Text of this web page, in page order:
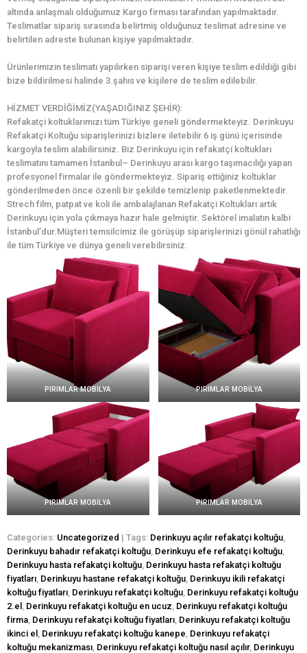
altında anlaşmalı olduğumuz Kargo firması tarafından yapılmaktadır.
Teslimatlar sipariş sırasında belirtmiş olduğunuz teslimat adresine ve
belirtilen adreste bulunan kişiye yapılmaktadır.
Ürünlerimizin teslimatı yapılırken siparişi veren kişiye teslim edildiği gibi
bize bildirilmesi halinde 3.şahıs ve kişilere de teslim edilebilir.
HİZMET VERDİĞİMİZ(YAŞADIĞINIZ ŞEHİR):
Refakatçi koltuklarımızı tüm Türkiye geneli göndermekteyiz. Derinkuyu
Refakatçi Koltuğu siparişlerinizi bizlere iletebilir 6 iş günü içerisinde
kargoyla teslim alabilirsiniz. Biz Derinkuyu için refakatçi koltukları
teslimatını tamamen İstanbul– Derinkuyu arası kargo taşımacılığı yapan
profesyonel firmalar ile göndermekteyiz. Sipariş ettiğiniz koltuklar
gönderilmeden önce özenli bir şekilde temizlenip paketlenmektedir.
Strech film, patpat ve koli ile ambalajlanan Refakatçi Koltukları artık
Derinkuyu için yola çıkmaya hazır hale gelmiştir. Sektörel imalatın kalbi
İstanbul’dur.Müşteri temsilcimiz ile görüşüp siparişlerinizi gönül rahatlığı
ile tüm Türkiye ve dünya geneli verebilirsiniz.
PIRIMLAR MOBİLYA PIRIMLAR MOBİLYA
PIRIMLAR MOBİLYA PIRIMLAR MOBİLYA
Categories: Uncategorized | Tags: Derinkuyu açılır refakatçi koltuğu
Derinkuyu bahadır refakatçi koltuğu Derinkuyu efe refakatçi koltuğu
Derinkuyu hasta refakatçi koltuğu Derinkuyu hasta refakatçi koltuğu
fiyatları Derinkuyu hastane refakatçi koltuğu Derinkuyu ikili refakatçi
koltuğu fiyatları Derinkuyu refakatçi koltuğu Derinkuyu refakatçi koltuğu
2.el
Derinkuyu refakatçi koltuğu en ucuz Derinkuyu refakatçi koltuğu
firma Derinkuyu refakatçi koltuğu fiyatları Derinkuyu refakatçi koltuğu
ikinci el
Derinkuyu refakatçi koltuğu kanepe Derinkuyu refakatçi
koltuğu mekanizması Derinkuyu refakatçi koltuğu nasıl açılır, Derinkuyu